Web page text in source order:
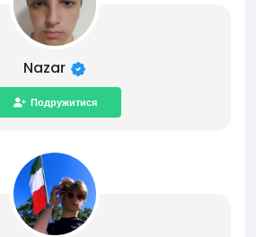
Nazar
Подружитися